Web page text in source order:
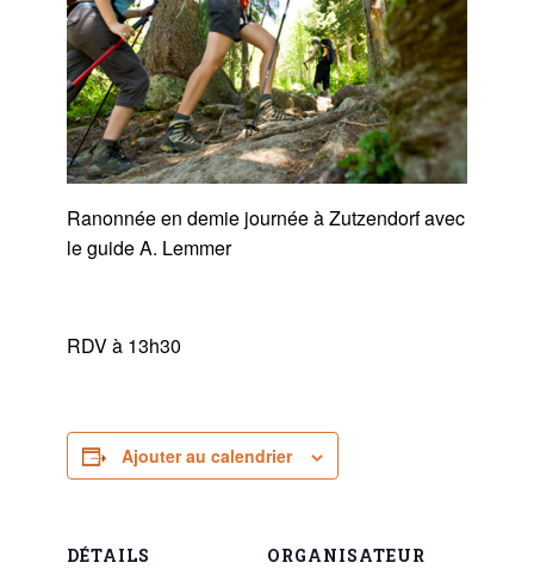
Ranonnée en demie journée à Zutzendorf avec
le guide A. Lemmer
RDV à 13h30
Ajouter au calendrier
DÉTAILS ORGANISATEUR